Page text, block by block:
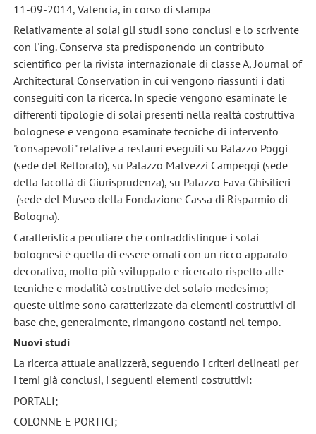
11-09-2014, Valencia, in corso di stampa
Relativamente ai solai gli studi sono conclusi e lo scrivente
con l'ing. Conserva sta predisponendo un contributo
scientifico per la rivista internazionale di classe A, Journal of
Architectural Conservation in cui vengono riassunti i dati
conseguiti con la ricerca. In specie vengono esaminate le
differenti tipologie di solai presenti nella realtà costruttiva
bolognese e vengono esaminate tecniche di intervento
"consapevoli" relative a restauri eseguiti su Palazzo Poggi
(sede del Rettorato), su Palazzo Malvezzi Campeggi (sede
della facoltà di Giurisprudenza), su Palazzo Fava Ghisilieri
(sede del Museo della Fondazione Cassa di Risparmio di
Bologna).
Caratteristica peculiare che contraddistingue i solai
bolognesi è quella di essere ornati con un ricco apparato
decorativo, molto più sviluppato e ricercato rispetto alle
tecniche e modalità costruttive del solaio medesimo;
queste ultime sono caratterizzate da elementi costruttivi di
base che, generalmente, rimangono costanti nel tempo.
Nuovi studi
La ricerca attuale analizzerà, seguendo i criteri delineati per
i temi già conclusi, i seguenti elementi costruttivi:
PORTALI;
COLONNE E PORTICI;